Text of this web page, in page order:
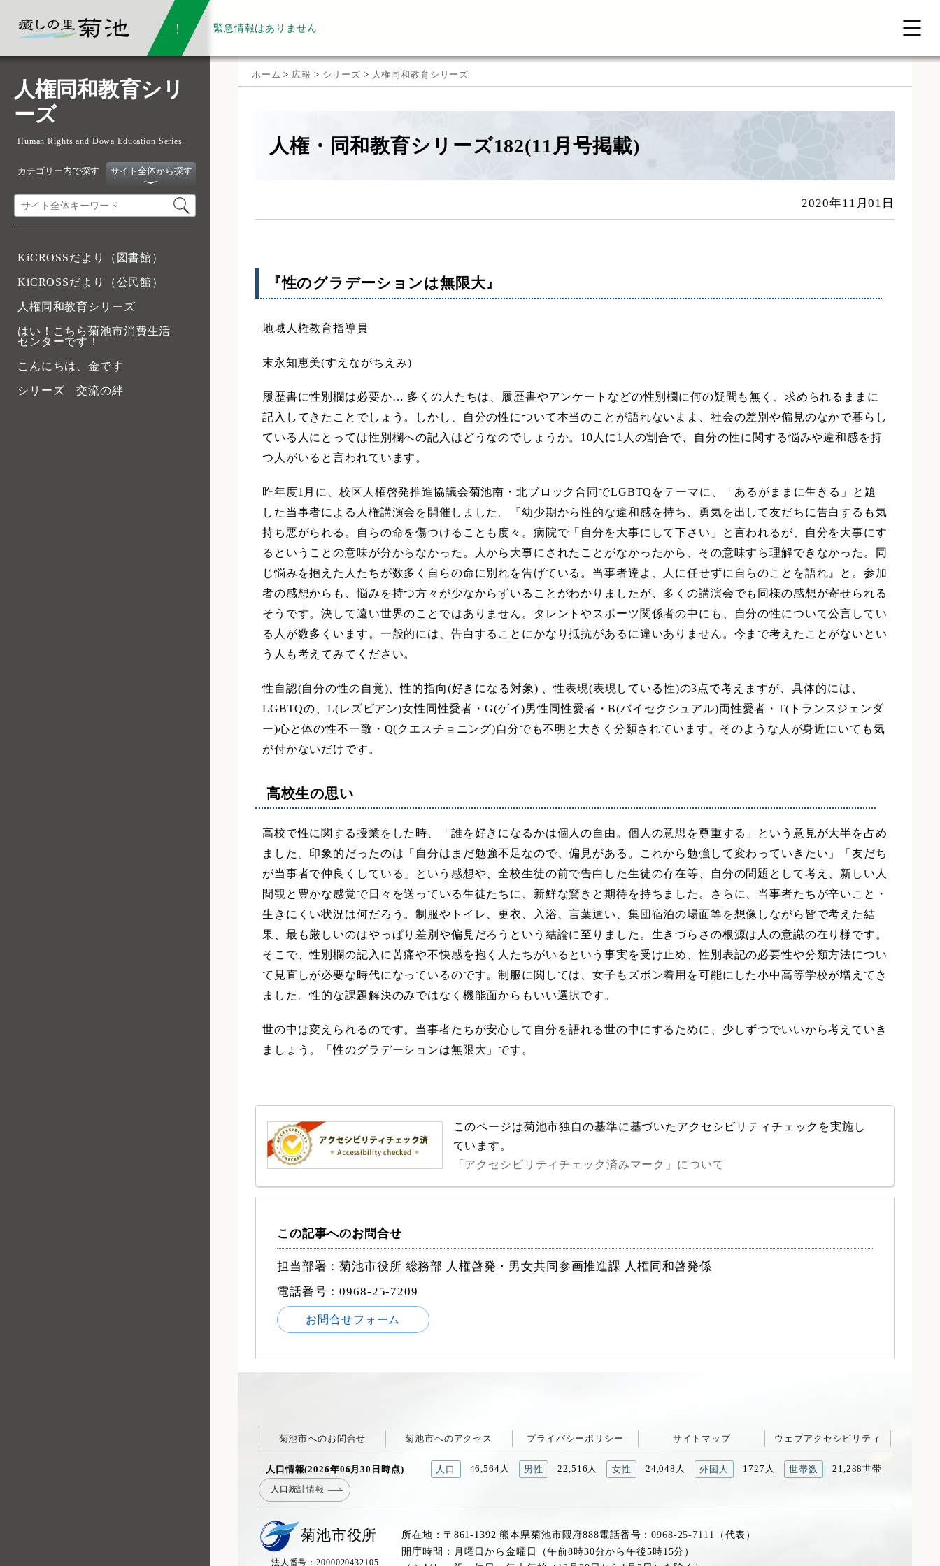
緊急情報はありません
人権同和教育シリ
ーズ
Human Rights and Dowa Education Series
カテゴリー内で探す サイト全体から探す
KiCROSSだより（図書館）
KiCROSSだより（公民館）
人権同和教育シリーズ
はい！こちら菊池市消費生活
センターです！
こんにちは、金です
シリーズ 交流の絆
ホーム > 広報 > シリーズ > 人権同和教育シリーズ
人権・同和教育シリーズ182(11月号掲載)
2020年11月01日
『性のグラデーションは無限大』
地域人権教育指導員
末永知恵美(すえながちえみ)
履歴書に性別欄は必要か… 多くの人たちは、履歴書やアンケートなどの性別欄に何の疑問も無く、求められるままに
記入してきたことでしょう。しかし、自分の性について本当のことが語れないまま、社会の差別や偏見のなかで暮らし
ている人にとっては性別欄への記入はどうなのでしょうか。10人に1人の割合で、自分の性に関する悩みや違和感を持
つ人がいると言われています。
昨年度1月に、校区人権啓発推進協議会菊池南・北ブロック合同でLGBTQをテーマに、「あるがままに生きる」と題
した当事者による人権講演会を開催しました。『幼少期から性的な違和感を持ち、勇気を出して友だちに告白するも気
持ち悪がられる。自らの命を傷つけることも度々。病院で「自分を大事にして下さい」と言われるが、自分を大事にす
るということの意味が分からなかった。人から大事にされたことがなかったから、その意味すら理解できなかった。同
じ悩みを抱えた人たちが数多く自らの命に別れを告げている。当事者達よ、人に任せずに自らのことを語れ』と。参加
者の感想からも、悩みを持つ方々が少なからずいることがわかりましたが、多くの講演会でも同様の感想が寄せられる
そうです。決して遠い世界のことではありません。タレントやスポーツ関係者の中にも、自分の性について公言してい
る人が数多くいます。一般的には、告白することにかなり抵抗があるに違いありません。今まで考えたことがないとい
う人も考えてみてください。
性自認(自分の性の自覚)、性的指向(好きになる対象) 、性表現(表現している性)の3点で考えますが、具体的には、
LGBTQの、L(レズビアン)女性同性愛者・G(ゲイ)男性同性愛者・B(バイセクシュアル)両性愛者・T(トランスジェンダ
ー)心と体の性不一致・Q(クエスチョニング)自分でも不明と大きく分類されています。そのような人が身近にいても気
が付かないだけです。
高校生の思い
高校で性に関する授業をした時、「誰を好きになるかは個人の自由。個人の意思を尊重する」という意見が大半を占め
ました。印象的だったのは「自分はまだ勉強不足なので、偏見がある。これから勉強して変わっていきたい」「友だち
が当事者で仲良くしている」という感想や、全校生徒の前で告白した生徒の存在等、自分の問題として考え、新しい人
間観と豊かな感覚で日々を送っている生徒たちに、新鮮な驚きと期待を持ちました。さらに、当事者たちが辛いこと・
生きにくい状況は何だろう。制服やトイレ、更衣、入浴、言葉遣い、集団宿泊の場面等を想像しながら皆で考えた結
果、最も厳しいのはやっぱり差別や偏見だろうという結論に至りました。生きづらさの根源は人の意識の在り様です。
そこで、性別欄の記入に苦痛や不快感を抱く人たちがいるという事実を受け止め、性別表記の必要性や分類方法につい
て見直しが必要な時代になっているのです。制服に関しては、女子もズボン着用を可能にした小中高等学校が増えてき
ました。性的な課題解決のみではなく機能面からもいい選択です。
世の中は変えられるのです。当事者たちが安心して自分を語れる世の中にするために、少しずつでいいから考えていき
ましょう。「性のグラデーションは無限大」です。
このページは菊池市独自の基準に基づいたアクセシビリティチェックを実施し
ています。
「アクセシビリティチェック済みマーク」について
この記事へのお問合せ
担当部署：菊池市役所 総務部 人権啓発・男女共同参画推進課 人権同和啓発係
電話番号：0968-25-7209
お問合せフォーム
菊池市へのお問合せ 菊池市へのアクセス プライバシーポリシー サイトマップ ウェブアクセシビリティ
人口情報(2026年06月30日時点) 人口 46,564人 男性 22,516人 女性 24,048人 外国人 1727人 世帯数 21,288世帯
人口統計情報
菊池市役所
法人番号：2000020432105
所在地：〒861-1392 熊本県菊池市隈府888電話番号：0968-25-7111
（代表）
開庁時間：月曜日から金曜日（午前8時30分から午後5時15分）